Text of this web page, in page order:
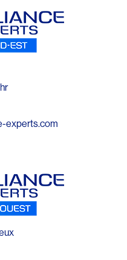
experts.com